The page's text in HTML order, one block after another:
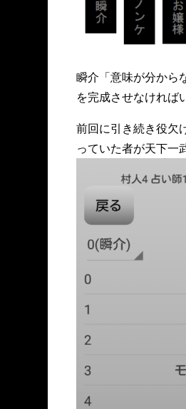
瞬介「意味が分から
を完成させなければ
前回に引き続き役欠
っていた者が天下一